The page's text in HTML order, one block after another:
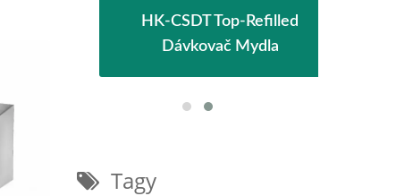
HK-CSDT Top-Refilled
Dávkovač Mydla
Tagy